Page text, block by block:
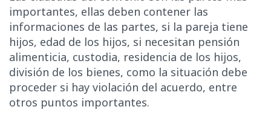
importantes, ellas deben contener las
informaciones de las partes, si la pareja tiene
hijos, edad de los hijos, si necesitan pensión
alimenticia, custodia, residencia de los hijos,
división de los bienes, como la situación debe
proceder si hay violación del acuerdo, entre
otros puntos importantes.